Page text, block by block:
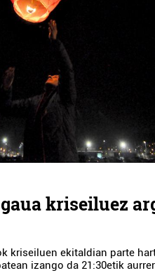
kriseiluez
kriseiluen ekitaldian parte
izango da 21:30etik